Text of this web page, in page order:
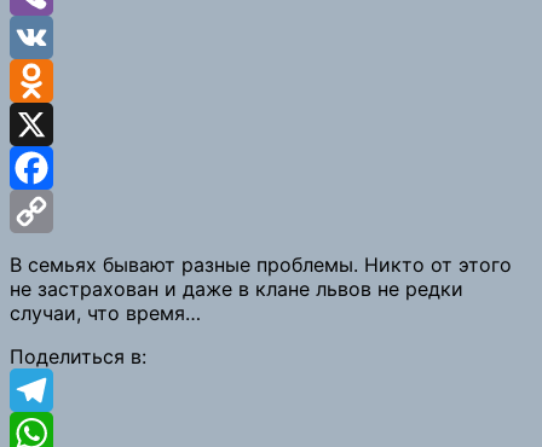
Viber
VK
Odnoklassniki
X
Facebook
Copy
Link
В семьях бывают разные проблемы. Никто от этого
не застрахован и даже в клане львов не редки
случаи, что время…
Поделиться в:
Telegram